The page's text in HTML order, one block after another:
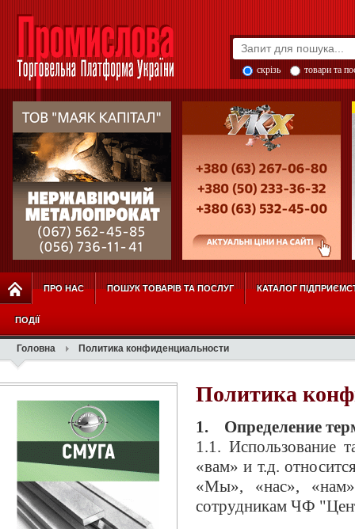
скрізь товари та
ПРО НАС ПОШУК ТОВАРІВ ТА ПОСЛУГ КАТАЛОГ
ПОДІЇ
Головна Политика конфиденциальности
Политика
1. Определение
1.1. Использование
«вам» и т.д.
«Мы», «нас»,
сотрудникам ЧФ